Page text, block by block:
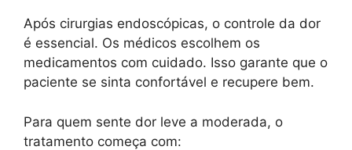
Após cirurgias endoscópicas, o controle da dor
é essencial. Os médicos escolhem os
medicamentos com cuidado. Isso garante que o
paciente se sinta confortável e recupere bem.
Para quem sente dor leve a moderada, o
tratamento começa com: